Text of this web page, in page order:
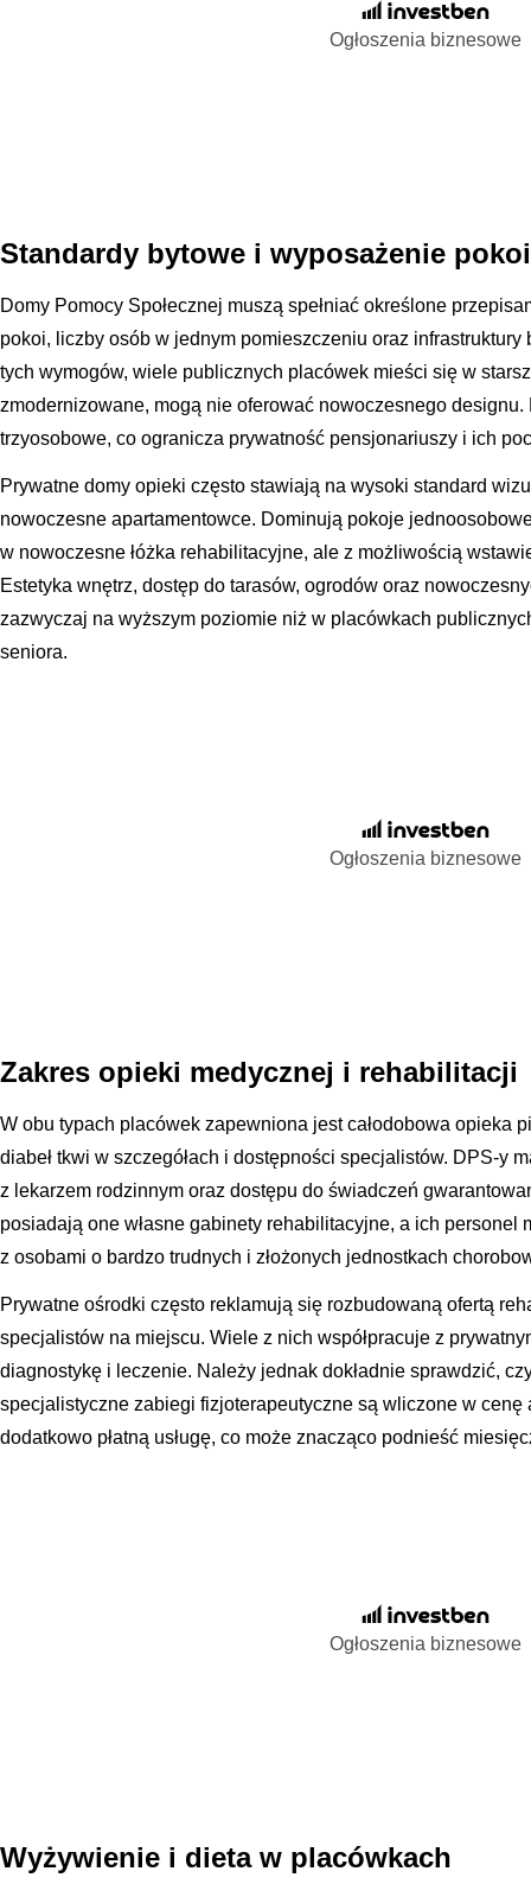
Ogłoszenia biznesowe
Standardy bytowe i wyposażenie pokoi
Domy Pomocy Społecznej muszą spełniać określone
pokoi, liczby osób w jednym pomieszczeniu oraz
tych wymogów, wiele publicznych placówek mieści się w
zmodernizowane, mogą nie oferować nowoczesnego
trzyosobowe, co ogranicza prywatność pensjonariuszy i ich
Prywatne domy opieki często stawiają na wysoki standard
nowoczesne apartamentowce. Dominują pokoje
w nowoczesne łóżka rehabilitacyjne, ale z możliwością
Estetyka wnętrz, dostęp do tarasów, ogrodów oraz
zazwyczaj na wyższym poziomie niż w placówkach
seniora.
Ogłoszenia biznesowe
Zakres opieki medycznej i rehabilitacji
W obu typach placówek zapewniona jest całodobowa opieka
diabeł tkwi w szczegółach i dostępności specjalistów. DPS-y
z lekarzem rodzinnym oraz dostępu do świadczeń
posiadają one własne gabinety rehabilitacyjne, a ich
z osobami o bardzo trudnych i złożonych jednostkach
Prywatne ośrodki często reklamują się rozbudowaną ofertą
specjalistów na miejscu. Wiele z nich współpracuje z
diagnostykę i leczenie. Należy jednak dokładnie sprawdzić,
specjalistyczne zabiegi fizjoterapeutyczne są wliczone w cenę
dodatkowo płatną usługę, co może znacząco podnieść
Ogłoszenia biznesowe
Wyżywienie i dieta w placówkach